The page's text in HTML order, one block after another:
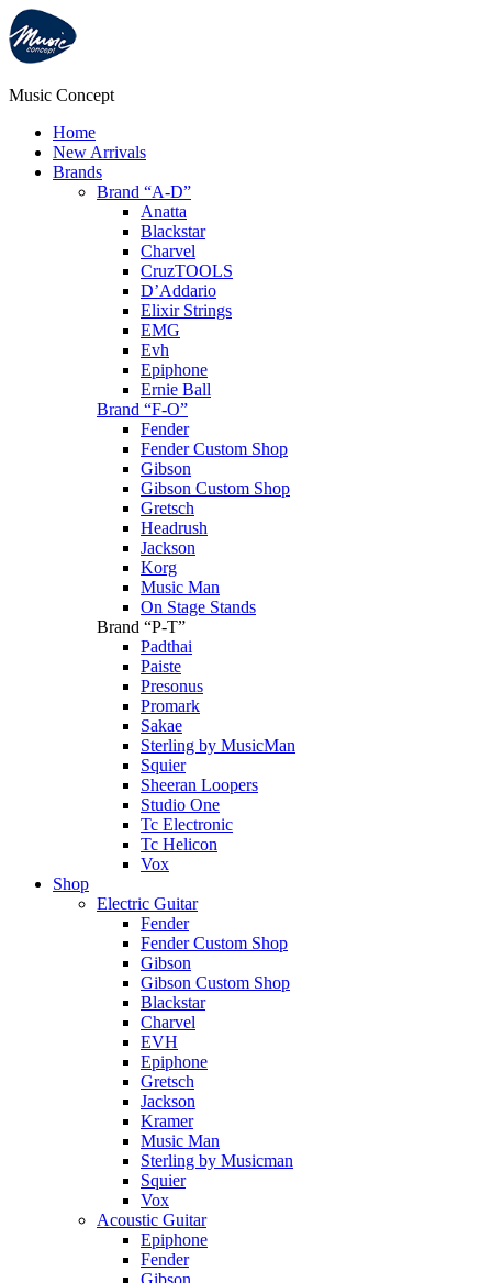
Music Concept
Home
New Arrivals
Brands
Brand “A-D”
Anatta
Blackstar
Charvel
CruzTOOLS
D’Addario
Elixir Strings
EMG
Evh
Epiphone
Ernie Ball
Brand “F-O”
Fender
Fender Custom Shop
Gibson
Gibson Custom Shop
Gretsch
Headrush
Jackson
Korg
Music Man
On Stage Stands
Brand “P-T”
Padthai
Paiste
Presonus
Promark
Sakae
Sterling by MusicMan
Squier
Sheeran Loopers
Studio One
Tc Electronic
Tc Helicon
Vox
Shop
Electric Guitar
Fender
Fender Custom Shop
Gibson
Gibson Custom Shop
Blackstar
Charvel
EVH
Epiphone
Gretsch
Jackson
Kramer
Music Man
Sterling by Musicman
Squier
Vox
Acoustic Guitar
Epiphone
Fender
Gibson